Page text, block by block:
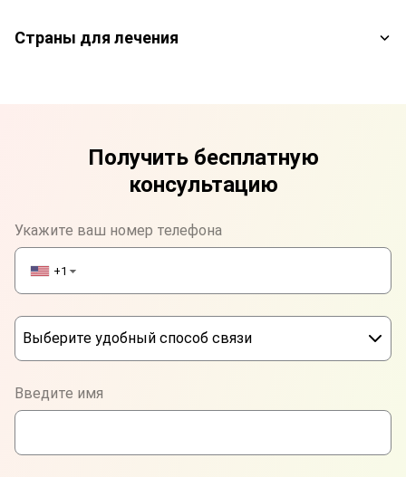
Страны для лечения
Получить бесплатную
консультацию
Укажите ваш номер телефона
+1 ▼
Выберите удобный способ связи
WhatsApp
Viber
Введите имя